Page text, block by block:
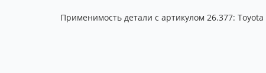
Применимость детали с артикулом 26.377: